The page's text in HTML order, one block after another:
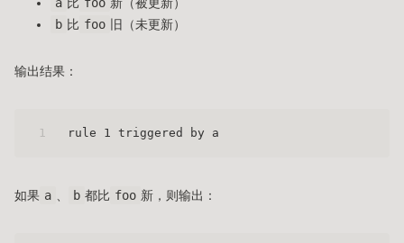
a 比 foo 新（被更新）
b 比 foo 旧（未更新）
输出结果：
1 rule 1 triggered by a
如果 a 、 b 都比 foo 新，则输出：